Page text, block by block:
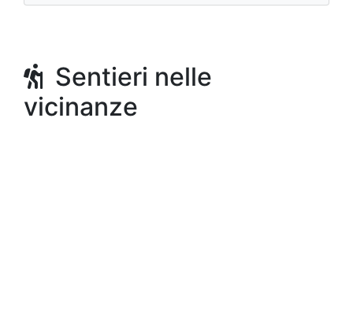
Sentieri nelle
vicinanze